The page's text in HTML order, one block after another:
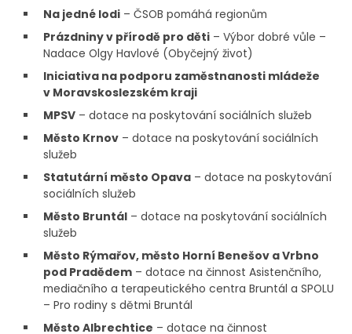
Na jedné lodi – ČSOB pomáhá regionům
Prázdniny v přírodě pro děti – Výbor dobré vůle –
Nadace Olgy Havlové (Obyčejný život)
Iniciativa na podporu zaměstnanosti mládeže
v Moravskoslezském kraji
MPSV – dotace na poskytování sociálních služeb
Město Krnov – dotace na poskytování sociálních
služeb
Statutární město Opava – dotace na poskytování
sociálních služeb
Město Bruntál – dotace na poskytování sociálních
služeb
Město Rýmařov, město Horní Benešov a Vrbno
pod Pradědem – dotace na činnost Asistenčního,
mediačního a terapeutického centra Bruntál a SPOLU
– Pro rodiny s dětmi Bruntál
Město Albrechtice – dotace na činnost